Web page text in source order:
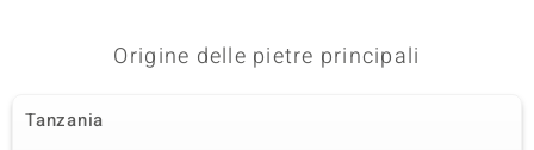
Origine delle pietre principali
Tanzania